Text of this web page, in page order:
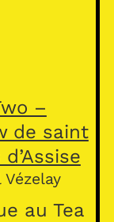
–
de saint
au Tea